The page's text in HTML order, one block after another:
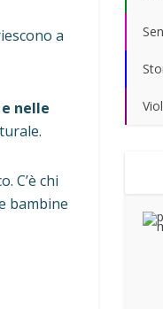
a
nelle
C’è chi
bambine